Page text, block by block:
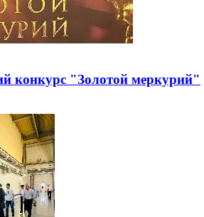
конкурс "Золотой меркурий"